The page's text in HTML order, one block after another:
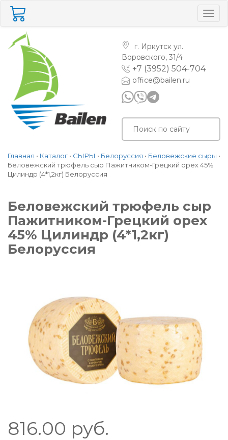
г. Иркутск ул.
Воровского, 31/4
+7 (3952) 504-704
office@bailen.ru
Главная • Каталог • СЫРЫ • Белоруссия • Беловежские сыры •
Беловежский трюфель сыр Пажитником-Грецкий орех 45%
Цилиндр (4*1,2кг) Белоруссия
Беловежский трюфель сыр
Пажитником-Грецкий орех
45% Цилиндр (4*1,2кг)
Белоруссия
816.00 руб.